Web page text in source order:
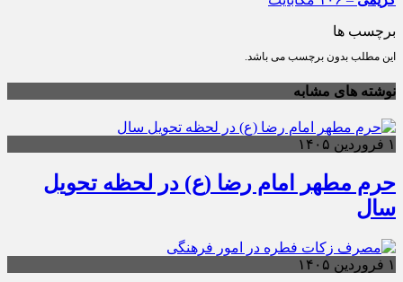
برچسب ها
این مطلب بدون برچسب می باشد.
نوشته های مشابه
۱ فروردین ۱۴۰۵
حرم مطهر امام رضا (ع) در لحظه تحویل
سال
۱ فروردین ۱۴۰۵